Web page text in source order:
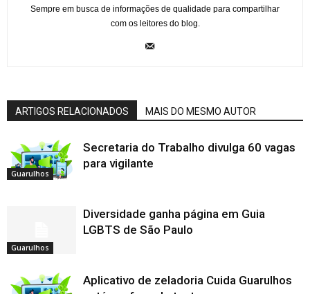
Sempre em busca de informações de qualidade para compartilhar
com os leitores do blog.
ARTIGOS RELACIONADOS MAIS DO MESMO AUTOR
Guarulhos
Secretaria do Trabalho divulga 60 vagas
para vigilante
Guarulhos
Diversidade ganha página em Guia
LGBTS de São Paulo
Aplicativo de zeladoria Cuida Guarulhos